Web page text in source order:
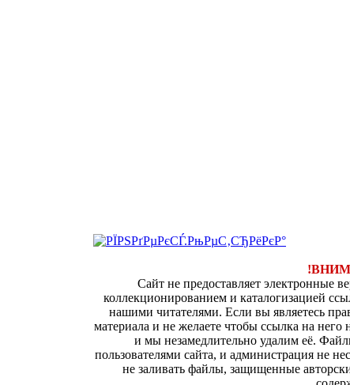
Сайт не предоставляет электронные
коллекционированием и каталогизацией
нашими читателями. Если вы являетесь
материала и не желаете чтобы ссылка на него
и мы незамедлительно удалим её.
пользователями сайта, и администрация не
не заливать файлы, защищенные